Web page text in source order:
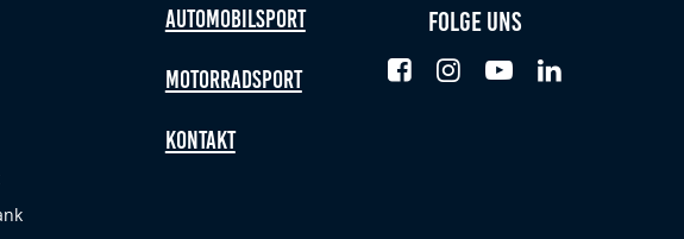
Automobilsport
Motorradsport
Kontakt
Folge uns